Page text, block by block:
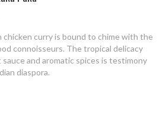
chicken curry is bound to chime with the
connoisseurs. The tropical delicacy
and aromatic spices is testimony
diaspora.